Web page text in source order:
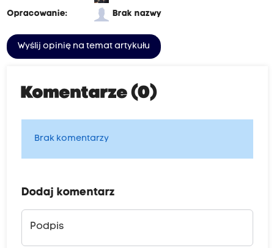
Opracowanie:
Brak nazwy
Wyślij opinię na temat artykułu
Komentarze (0)
Brak komentarzy
Dodaj komentarz
Podpis